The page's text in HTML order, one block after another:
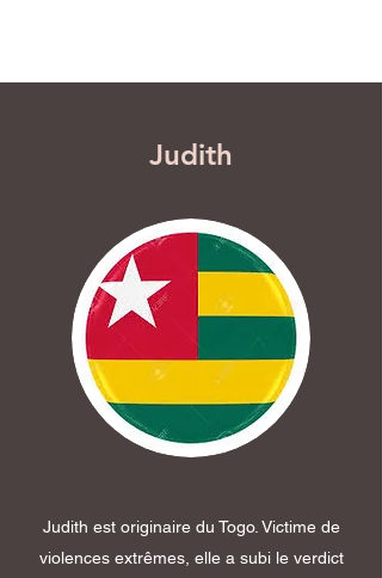
Judith
Judith est originaire du Togo. Victime de
violences extrêmes, elle a subi le verdict